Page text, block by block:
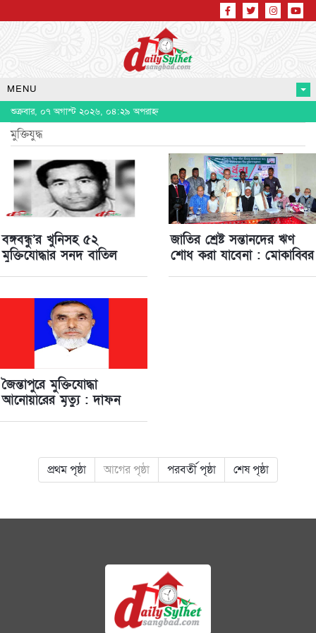
MENU
শুক্রবার, ০৭ অগাস্ট ২০২৬, ০৪:২৯ অপরাহ্ন
মুক্তিযুদ্ধ
বঙ্গবন্ধু’র খুনিসহ ৫২
মুক্তিযোদ্ধার সনদ বাতিল
জাতির শ্রেষ্ট সন্তানদের ঋণ
শোধ করা যাবেনা : মোকাব্বির
জৈন্তাপুরে মুক্তিযোদ্ধা
আনোয়ারের মৃত‌্যু : দাফন
প্রথম পৃষ্ঠা আগের পৃষ্ঠা পরবর্তী পৃষ্ঠা শেষ পৃষ্ঠা